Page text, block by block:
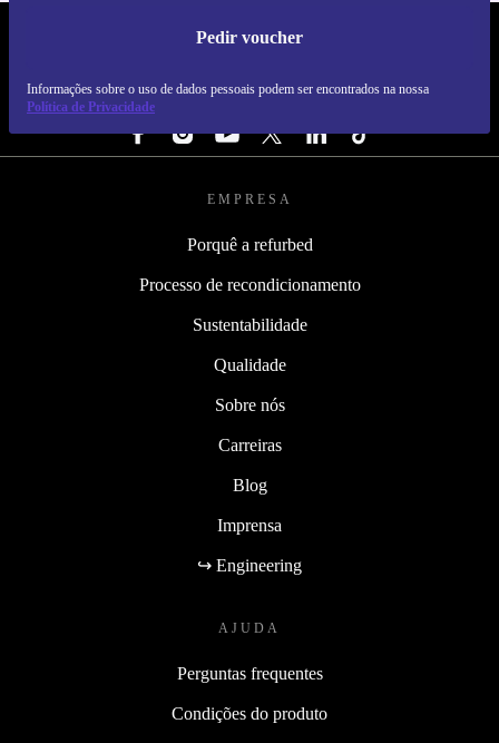
Pedir voucher
Informações sobre o uso de dados pessoais podem ser encontrados na nossa
Política de Privacidade
REFURBED PORTUGAL - RETHINK NEW.
SEGUE-NOS
EMPRESA
Porquê a refurbed
Processo de recondicionamento
Sustentabilidade
Qualidade
Sobre nós
Carreiras
Blog
Imprensa
↪ Engineering
AJUDA
Perguntas frequentes
Condições do produto